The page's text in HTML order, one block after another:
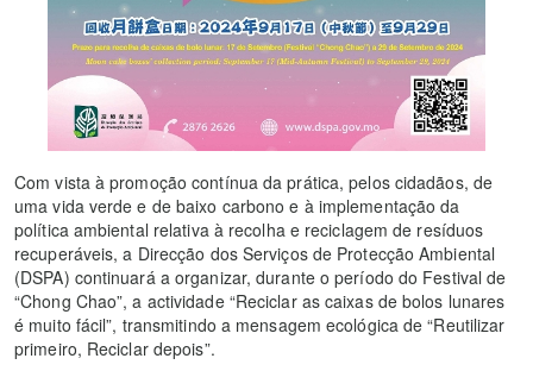
Com vista à promoção contínua da prática, pelos cidadãos, de
uma vida verde e de baixo carbono e à implementação da
política ambiental relativa à recolha e reciclagem de resíduos
recuperáveis, a Direcção dos Serviços de Protecção Ambiental
(DSPA) continuará a organizar, durante o período do Festival de
“Chong Chao”, a actividade “Reciclar as caixas de bolos lunares
é muito fácil”, transmitindo a mensagem ecológica de “Reutilizar
primeiro, Reciclar depois”.